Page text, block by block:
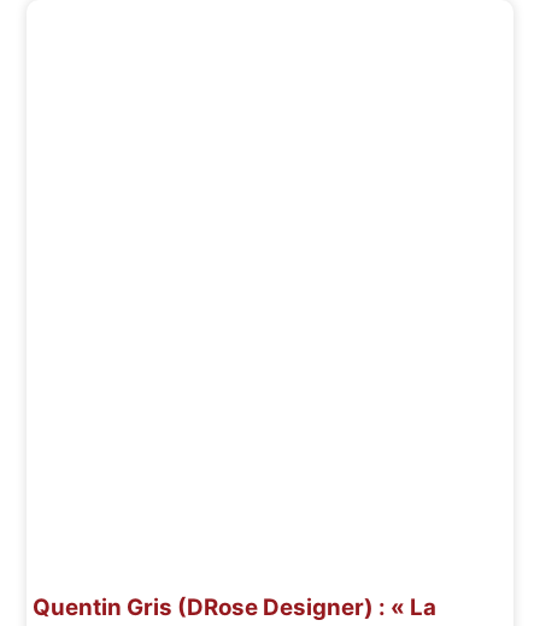
Quentin Gris (DRose Designer) : « La